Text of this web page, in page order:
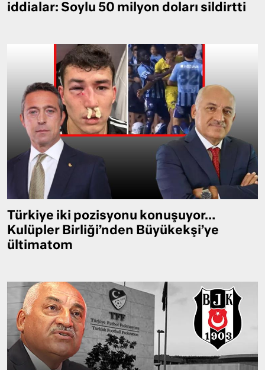
iddialar: Soylu 50 milyon doları sildirtti
Türkiye iki pozisyonu konuşuyor…
Kulüpler Birliği’nden Büyükekşi’ye
ültimatom